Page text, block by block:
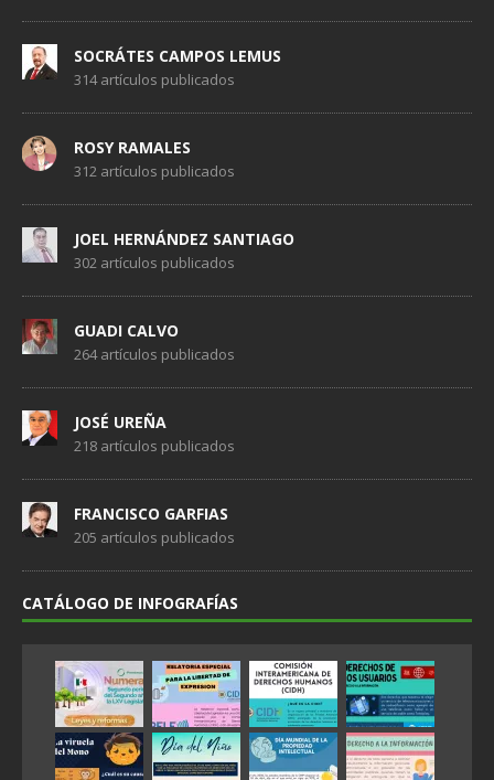
SOCRÁTES CAMPOS LEMUS
314 artículos publicados
ROSY RAMALES
312 artículos publicados
JOEL HERNÁNDEZ SANTIAGO
302 artículos publicados
GUADI CALVO
264 artículos publicados
JOSÉ UREÑA
218 artículos publicados
FRANCISCO GARFIAS
205 artículos publicados
CATÁLOGO DE INFOGRAFÍAS